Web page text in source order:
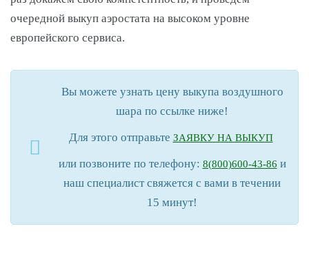
очередной выкуп аэростата на высоком уровне
европейского сервиса.
Вы можете узнать цену выкупа воздушного
шара по ссылке ниже!
Для этого отправьте ЗАЯВКУ НА ВЫКУП
или позвоните по телефону: 8(800)600-43-86 и
наш специалист свяжется с вами в течении
15 минут!